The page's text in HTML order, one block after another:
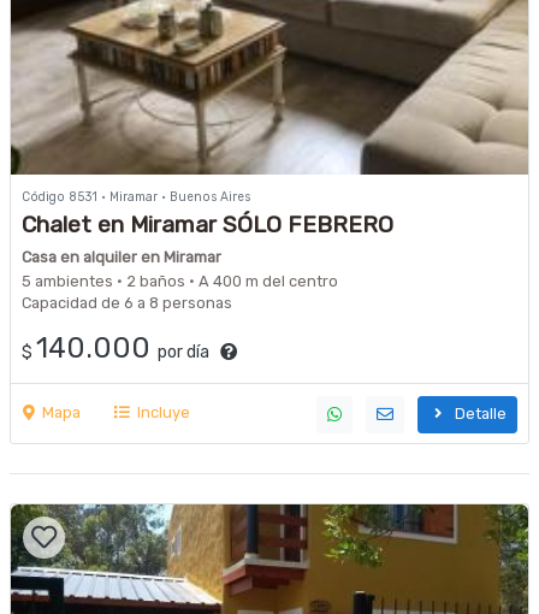
Código 8531 · Miramar · Buenos Aires
Chalet en Miramar SÓLO FEBRERO
Casa en alquiler en Miramar
5 ambientes · 2 baños · A 400 m del centro
Capacidad de 6 a 8 personas
$ 140.000 por día
Mapa Incluye Detalle